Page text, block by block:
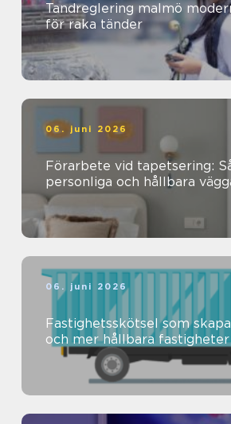
Tandreglering malmö moderna lösningar
för raka tänder
06. juni 2026
Förarbete vid tapetsering:
personliga och hållbara
06. juni 2026
Fastighetsskötsel som
och mer hållbara fastigheter